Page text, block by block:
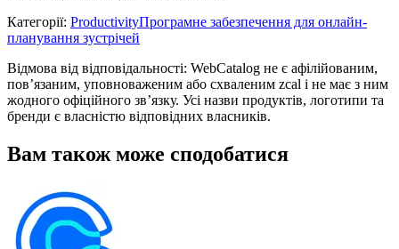
Категорії: ProductivityПрограмне забезпечення для онлайн-
планування зустрічей
Відмова від відповідальності: WebCatalog не є афілійованим,
пов’язаним, уповноваженим або схваленим zcal і не має з ним
жодного офіційного зв’язку. Усі назви продуктів, логотипи та
бренди є власністю відповідних власників.
Вам також може сподобатися